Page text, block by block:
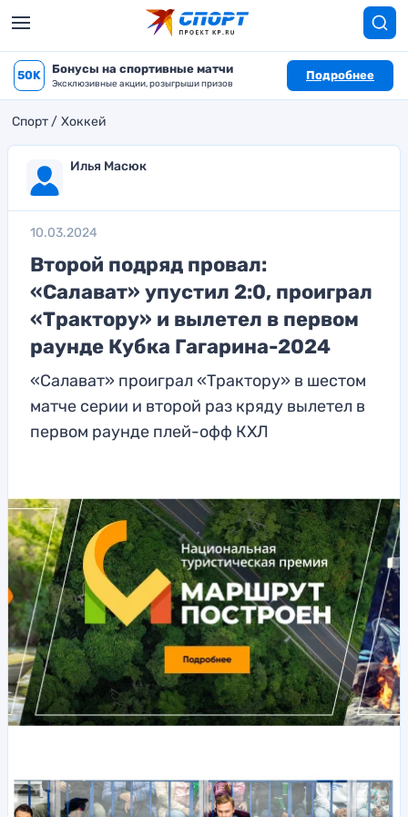
50K Бонусы на спортивные матчи
Эксклюзивные акции, розыгрыши призов
Подробнее
Спорт Хоккей
Илья Масюк
10.03.2024
Второй подряд провал:
«Салават» упустил 2:0, проиграл
«Трактору» и вылетел в первом
раунде Кубка Гагарина-2024
«Салават» проиграл «Трактору» в шестом
матче серии и второй раз кряду вылетел в
первом раунде плей-офф КХЛ